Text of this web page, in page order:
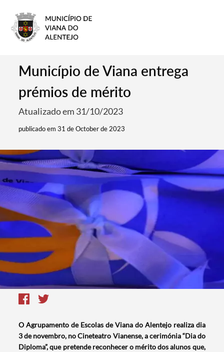
Município de Viana entrega
prémios de mérito
Atualizado em 31/10/2023
publicado em 31 de October de 2023
O Agrupamento de Escolas de Viana do Alentejo realiza dia
3 de novembro, no Cineteatro Vianense, a cerimónia “Dia do
Diploma”, que pretende reconhecer o mérito dos alunos que,